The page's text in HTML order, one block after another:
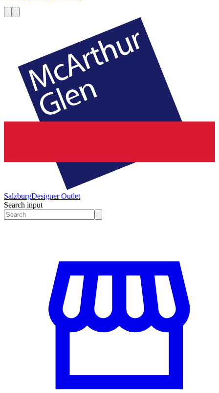
SalzburgDesigner Outlet
Search input